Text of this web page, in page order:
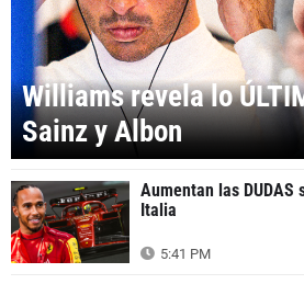
Williams revela lo
Sainz y Albon
Aumentan las DUDAS
Italia
5:41 PM